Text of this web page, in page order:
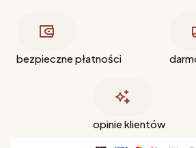
bezpieczne płatności
opinie klientów